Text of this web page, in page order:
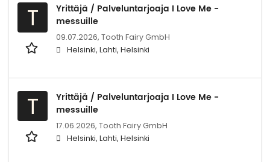
T
Yrittäjä / Palveluntarjoaja I Love Me -
messuille
09.07.2026, Tooth Fairy GmbH
Helsinki, Lahti, Helsinki
T
Yrittäjä / Palveluntarjoaja I Love Me -
messuille
17.06.2026, Tooth Fairy GmbH
Helsinki, Lahti, Helsinki